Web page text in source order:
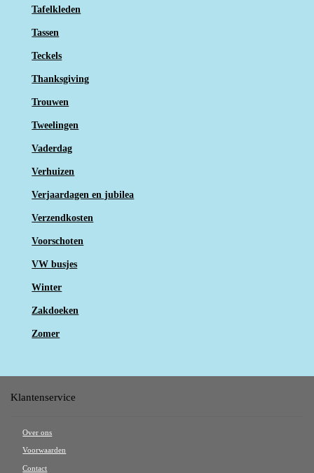
Tafelkleden
Tassen
Teckels
Thanksgiving
Trouwen
Tweelingen
Vaderdag
Verhuizen
Verjaardagen en jubilea
Verzendkosten
Voorschoten
VW busjes
Winter
Zakdoeken
Zomer
Klantenservice
Over ons
Voorwaarden
Contact